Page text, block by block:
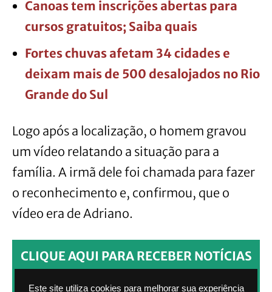
Este site utiliza cookies para melhorar sua experiência
Canoas tem inscrições abertas para
cursos gratuitos; Saiba quais
Fortes chuvas afetam 34 cidades e
deixam mais de 500 desalojados no Rio
Grande do Sul
Logo após a localização, o homem gravou
um vídeo relatando a situação para a
família. A irmã dele foi chamada para fazer
o reconhecimento e, confirmou, que o
vídeo era de Adriano.
CLIQUE AQUI PARA RECEBER NOTÍCIAS